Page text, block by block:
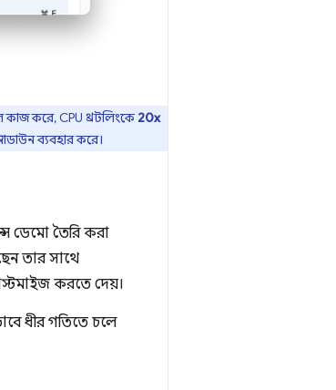
কাজ করে, CPU থ্রটলিংকে 20x
ব্যবহার করে।
ডেমো তৈরি করা
তার সাথে
করতে দেয়।
ধীর গতিতে চলে